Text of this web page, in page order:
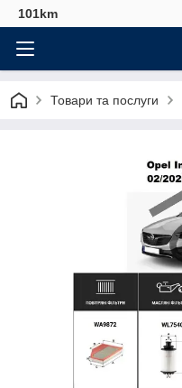
101km
Товари та послуги